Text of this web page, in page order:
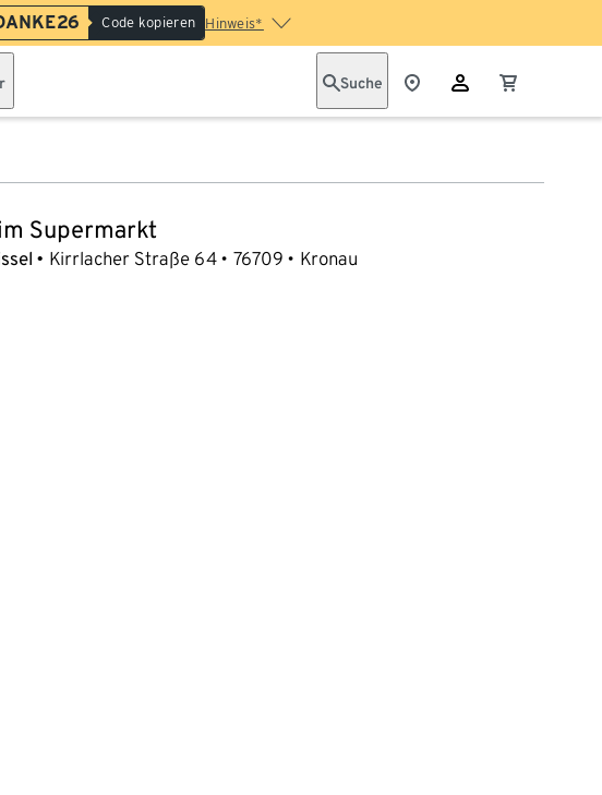
Code kopieren Hinweis*
Suche
Supermarkt
Kirrlacher Straße 64 76709 Kronau